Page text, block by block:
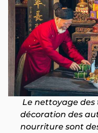
Le nettoyage
décoration des
nourriture sont